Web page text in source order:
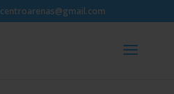
centroarenas@gmail.com